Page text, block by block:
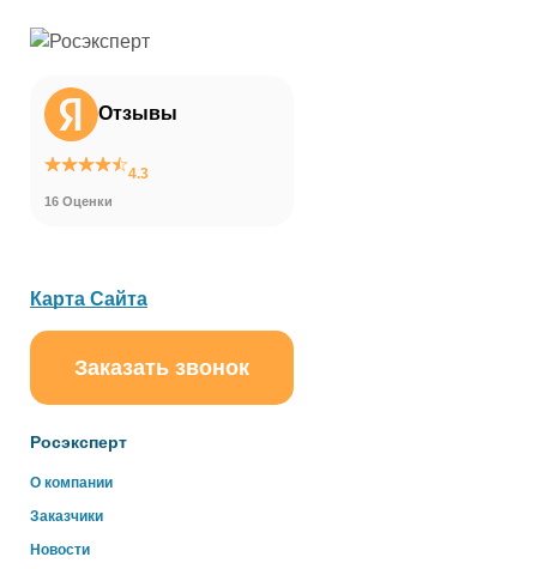
Отзывы
4.3
16 Оценки
Росэксперт
О компании
Заказчики
Новости
Карта Сайта
Заказать звонок
online
Здравствуйте!
Свяжитесь с нами через WhatsApp нажав на кнопку